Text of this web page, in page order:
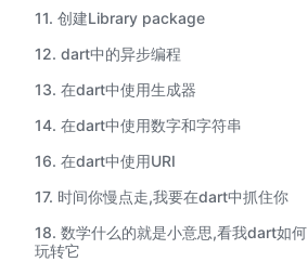
11. 创建Library package
12. dart中的异步编程
13. 在dart中使用生成器
14. 在dart中使用数字和字符串
16. 在dart中使用URI
17. 时间你慢点走,我要在dart中抓住你
18. 数学什么的就是小意思,看我dart如何
玩转它